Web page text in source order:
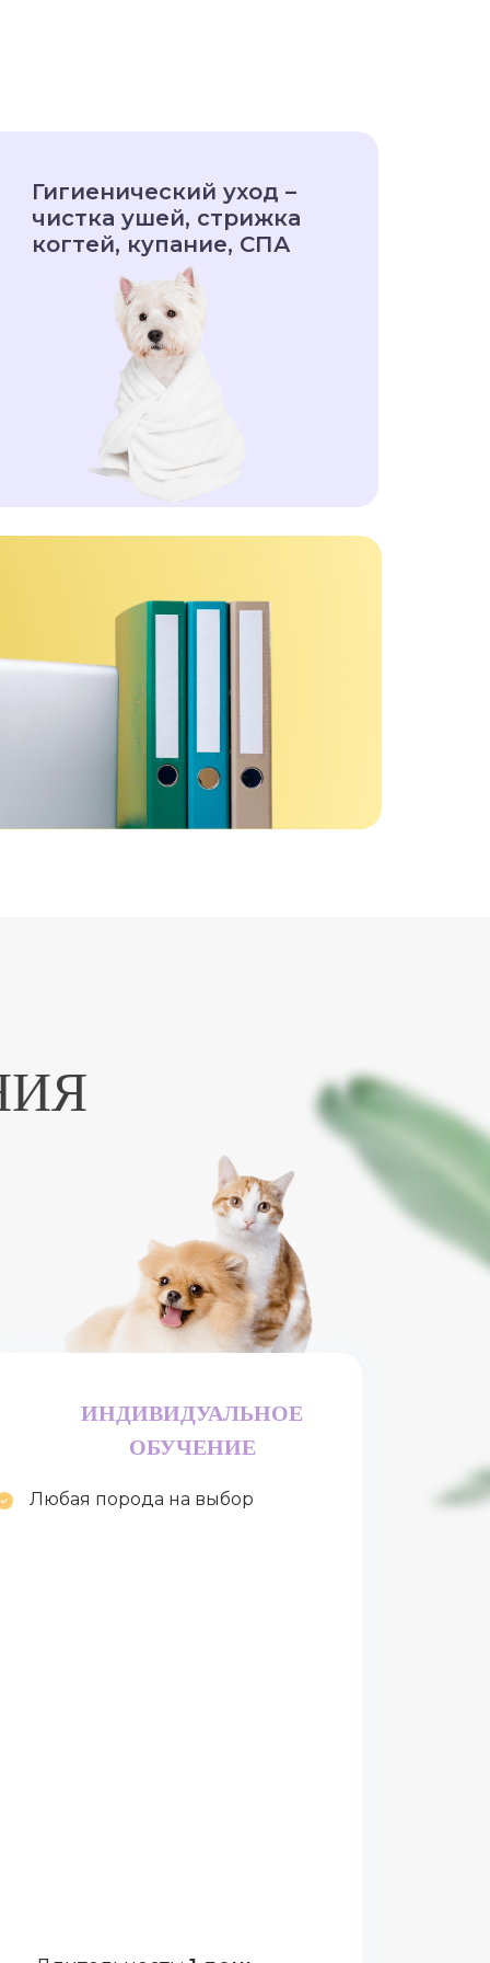
Гигиенический уход –
чистка ушей, стрижка
когтей, купание, СПА
ИНДИВИДУАЛЬНОЕ
ОБУЧЕНИЕ
Любая порода на выбор